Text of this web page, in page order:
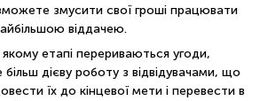
змусити свої гроші працювати
віддачею.
етапі перериваються угоди,
більш дієву роботу з відвідувачами, що
їх до кінцевої мети і перевести в